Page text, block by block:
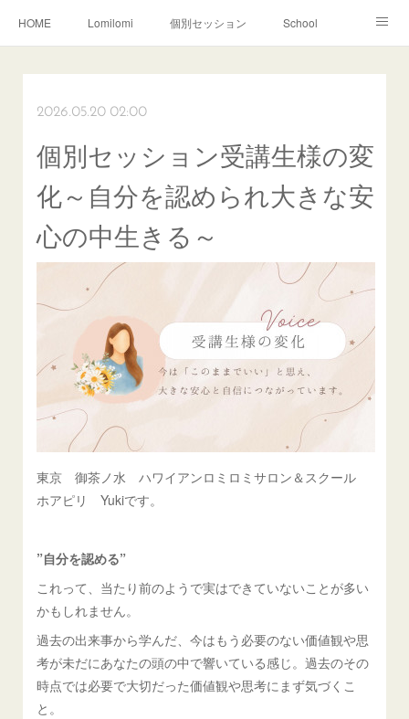
HOME Lomilomi 個別セッション School
School無料説明会
2026.05.20 02:00
個別セッション受講生様の変
化～自分を認められ大きな安
心の中生きる～
東京 御茶ノ水 ハワイアンロミロミサロン＆スクール
ホアピリ Yukiです。
”自分を認める”
これって、当たり前のようで実はできていないことが多い
かもしれません。
過去の出来事から学んだ、今はもう必要のない価値観や思
考が未だにあなたの頭の中で響いている感じ。過去のその
時点では必要で大切だった価値観や思考にまず気づくこ
と。